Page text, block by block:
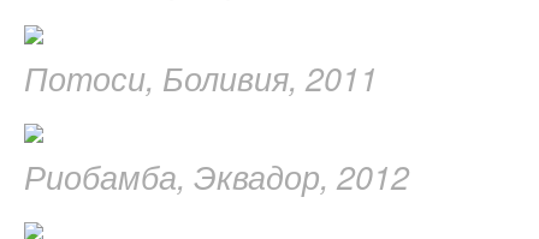
Потоси, Боливия, 2011
Риобамба, Эквадор, 2012